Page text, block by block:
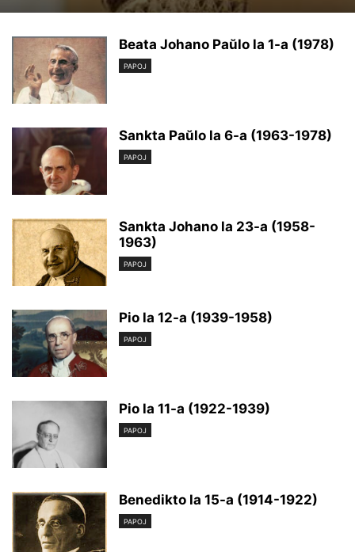
Beata Johano Paŭlo la 1-a (1978)
PAPOJ
Sankta Paŭlo la 6-a (1963-1978)
PAPOJ
Sankta Johano la 23-a (1958-
1963)
PAPOJ
Pio la 12-a (1939-1958)
PAPOJ
Pio la 11-a (1922-1939)
PAPOJ
Benedikto la 15-a (1914-1922)
PAPOJ